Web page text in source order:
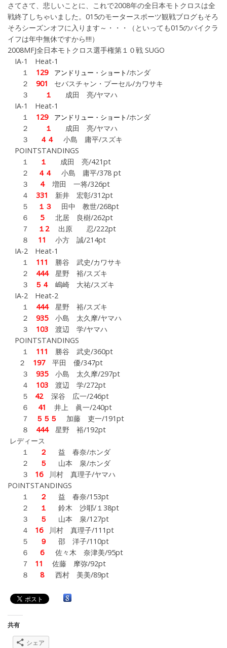
さてさて、悲しいことに、これで2008年の全日本モトクロスは全
戦終了しちゃいました。015のモータースポーツ観戦ブログもそろ
そろシーズンオフに入ります～・・・（といっても015のバイクラ
イフは年中無休ですから!!!!）
2008MFJ全日本モトクロス選手権第１０戦 SUGO
IA-1 Heat-1
１ 129 アンドリュー・ショート/ホンダ
２ 901
セバスチャン・プーセル/カワサキ
３
１ 成田 亮/ヤマハ
IA-1 Heat-1
１ 129 アンドリュー・ショート/ホンダ
２
１ 成田 亮/ヤマハ
３
４４
小島 庸平/スズキ
POINTSTANDINGS
１
１
成田 亮/421pt
２
４４
小島 庸平/378 pt
３
4
増田 一将/326pt
４ 331
新井 宏彰/312pt
５
１３
田中 教世/268pt
６
5
北居 良樹/262pt
７
１2出原 忍/222pt
８
11
小方 誠/214pt
IA-2 Heat-1
１ 111
勝谷 武史/カワサキ
２ 444星野 裕/スズキ
３
５４
嶋崎 大祐/スズキ
IA-2 Heat-2
１ 444星野 裕/スズキ
２ 935小島 太久摩/ヤマハ
３ 103 渡辺 学/ヤマハ
POINTSTANDINGS
１ 111
勝谷 武史/360pt
２ 197平田 優/347pt
３ 935小島 太久摩/297pt
４ 103 渡辺 学/272pt
５ 42深谷 広一/246pt
６ 41
井上 眞一/240pt
７
５５５
加藤 吏一/191pt
８ 444星野 裕/192pt
レディース
１
２
益 春奈/ホンダ
２
５
山本 泉/ホンダ
３
16
川村 真理子/ヤマハ
POINTSTANDINGS
１
２
益 春奈/153pt
２
１
鈴木 沙耶/１38pt
３
５
山本 泉/127pt
４ 16
川村 真理子/111pt
５
９
邵 洋子/110pt
６
6
佐々木 奈津美/95pt
７
11
佐藤 摩弥/92pt
８
8 西村 美美/89pt
共有
シェア